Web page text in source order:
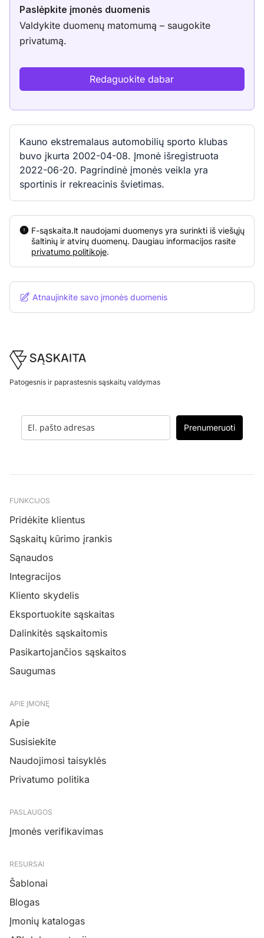
Paslėpkite įmonės duomenis
Valdykite duomenų matomumą – saugokite
privatumą.
Redaguokite dabar
Kauno ekstremalaus automobilių sporto klubas
buvo įkurta 2002-04-08. Įmonė išregistruota
2022-06-20. Pagrindinė įmonės veikla yra
sportinis ir rekreacinis švietimas.
F-sąskaita.lt naudojami duomenys yra surinkti iš viešųjų
šaltinių ir atvirų duomenų. Daugiau informacijos rasite
privatumo politikoje.
Atnaujinkite savo įmonės duomenis
Footer
Patogesnis ir paprastesnis sąskaitų valdymas
Prenumeruoti
FUNKCIJOS
Pridėkite klientus
Sąskaitų kūrimo įrankis
Sąnaudos
Integracijos
Kliento skydelis
Eksportuokite sąskaitas
Dalinkitės sąskaitomis
Pasikartojančios sąskaitos
Saugumas
APIE ĮMONĘ
Apie
Susisiekite
Naudojimosi taisyklės
Privatumo politika
PASLAUGOS
Įmonės verifikavimas
RESURSAI
Šablonai
Blogas
Įmonių katalogas